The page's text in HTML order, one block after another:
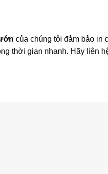
của chúng tôi đảm bảo in
thời gian nhanh. Hãy liên